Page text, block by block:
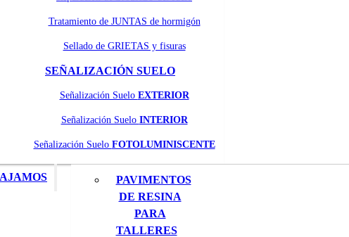
Tratamiento de JUNTAS de hormigón
Sellado de GRIETAS y fisuras
SEÑALIZACIÓN SUELO
Señalización Suelo EXTERIOR
Señalización Suelo INTERIOR
Señalización Suelo FOTOLUMINISCENTE
PAVIMENTOS
DE RESINA
PARA
TALLERES